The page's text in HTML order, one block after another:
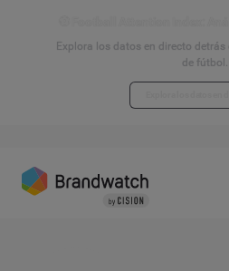
Explora los datos en directo
de fútbol.